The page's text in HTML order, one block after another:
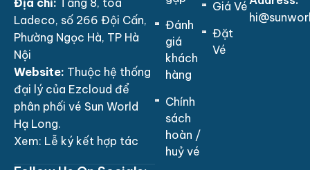
Địa chỉ: Tầng 8, tòa
Ladeco, số 266 Đội Cấn,
Phường Ngọc Hà, TP Hà
Nội
Website: Thuộc hệ thống
đại lý của Ezcloud để
phân phối vé Sun World
Hạ Long.
Xem: Lễ ký kết hợp tác
Đánh
giá
khách
hàng
Chính
sách
hoàn /
huỷ vé
Giá Vé
Đặt
Vé